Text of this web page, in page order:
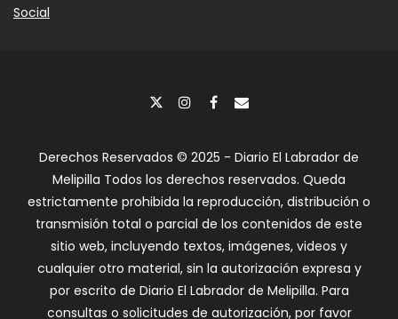
Social
Derechos Reservados © 2025 - Diario El Labrador de
Melipilla Todos los derechos reservados. Queda
estrictamente prohibida la reproducción, distribución o
transmisión total o parcial de los contenidos de este
sitio web, incluyendo textos, imágenes, videos y
cualquier otro material, sin la autorización expresa y
por escrito de Diario El Labrador de Melipilla. Para
consultas o solicitudes de autorización, por favor